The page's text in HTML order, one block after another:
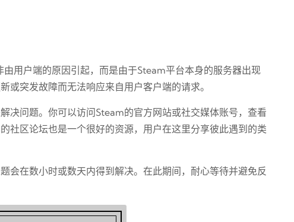
用户端的原因引起，而是由于Steam平台本身的服务器出现
或突发故障而无法响应来自用户客户端的请求。
决问题。你可以访问Steam的官方网站或社交媒体账号，查看
社区论坛也是一个很好的资源，用户在这里分享彼此遇到的类
会在数小时或数天内得到解决。在此期间，耐心等待并避免反